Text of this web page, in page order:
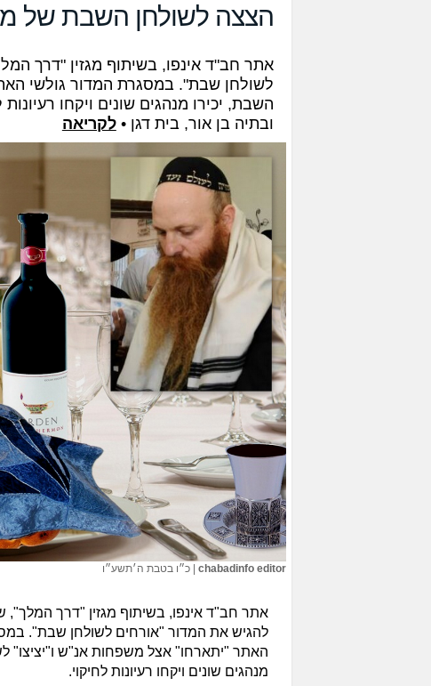
הצצה לשולחן השבת של
אתר חב"ד אינפו, בשיתוף מגזין "דרך
לשולחן שבת". במסגרת המדור גולשי
השבת, יכירו מנהגים שונים ויקחו
ובתיה בן אור, בית דגן •לקריאה
chabadinfo editor
|כ״ו בטבת ה׳תשע״ו
אתר חב"ד אינפו, בשיתוף מגזין "דרך
להגיש את המדור "אורחים לשולחן שבת".
האתר "יתארחו" אצל משפחות אנ"ש ו"יציצו"
מנהגים שונים ויקחו רעיונות לחיקוי.